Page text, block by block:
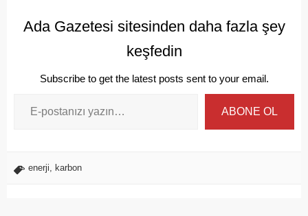
Ada Gazetesi sitesinden daha fazla şey
keşfedin
Subscribe to get the latest posts sent to your email.
ABONE OL
enerji, karbon